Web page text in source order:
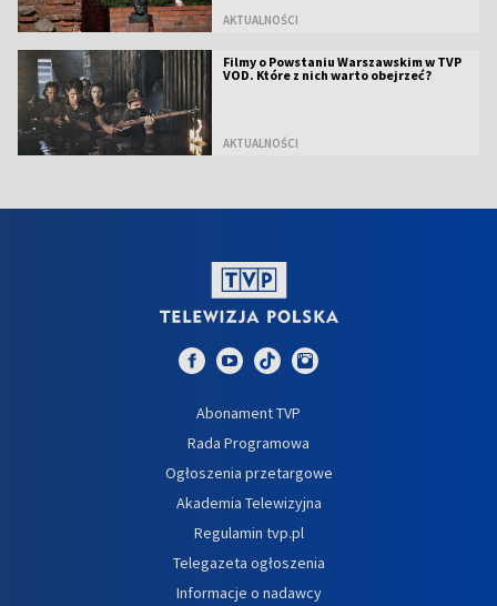
AKTUALNOŚCI
Filmy o Powstaniu Warszawskim w TVP
VOD. Które z nich warto obejrzeć?
AKTUALNOŚCI
Abonament TVP
Rada Programowa
Ogłoszenia przetargowe
Akademia Telewizyjna
Regulamin tvp.pl
Telegazeta ogłoszenia
Informacje o nadawcy